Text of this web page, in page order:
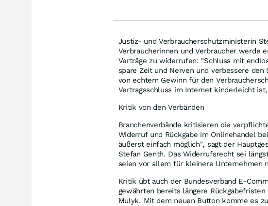
Justiz- und Verbraucherschutzministerin
Verbraucherinnen und Verbraucher werde
Verträge zu widerrufen: "Schluss mit
spare Zeit und Nerven und verbessere
von echtem Gewinn für den
Vertragsschluss im Internet kinderleicht
Kritik von den Verbänden
Branchenverbände kritisieren die
Widerruf und Rückgabe im Onlinehandel
äußerst einfach möglich", sagt der
Stefan Genth. Das Widerrufsrecht sei
seien vor allem für kleinere Unternehmen
Kritik übt auch der Bundesverband E-
gewährten bereits längere
Mulyk. Mit dem neuen Button komme es